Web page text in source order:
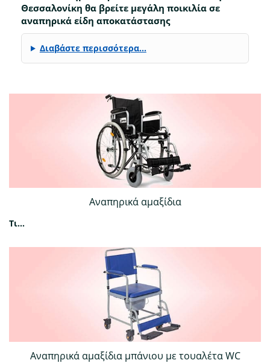
Θεσσαλονίκη θα βρείτε μεγάλη ποικιλία σε
αναπηρικά είδη αποκατάστασης
Διαβάστε περισσότερα…
Αναπηρικά αμαξίδια
Τι...
Αναπηρικά αμαξίδια μπάνιου με τουαλέτα WC